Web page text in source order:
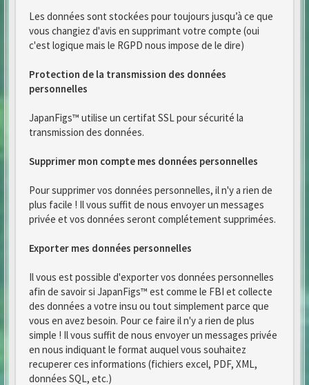
Les données sont stockées pour toujours jusqu’à ce que
vous changiez d'avis en supprimant votre compte (oui
c'est logique mais le RGPD nous impose de le dire)
Protection de la transmission des données
personnelles
JapanFigs™ utilise un certifat SSL pour sécurité la
transmission des données.
Supprimer mon compte mes données personnelles
Pour supprimer vos données personnelles, il n'y a rien de
plus facile ! Il vous suffit de nous envoyer un messages
privée et vos données seront complétement supprimées.
Exporter mes données personnelles
Il vous est possible d'exporter vos données personnelles
afin de savoir si JapanFigs™ est comme le FBI et collecte
des données a votre insu ou tout simplement parce que
vous en avez besoin. Pour ce faire il n'y a rien de plus
simple ! Il vous suffit de nous envoyer un messages privée
en nous indiquant le format auquel vous souhaitez
recuperer ces informations (fichiers excel, PDF, XML,
données SQL, etc.)